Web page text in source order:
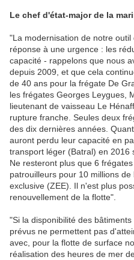
Le chef d'état-major de la
"La modernisation de notre
réponse à une urgence : les
capacité - rappelons que nous
depuis 2009, et que cela
de 40 ans pour la frégate De
les frégates Georges Leygues,
lieutenant de vaisseau Le
rupture franche. Seules deux
des dix dernières années.
auront perdu leur capacité en
transport léger (Batral) en 2016
Ne resteront plus que 6
patrouilleurs pour 10 millions
exclusive (ZEE). Il n'est plus
renouvellement de la flotte".
"Si la disponibilité des
prévus ne permettent pas
avec, pour la flotte de surface
réalisation des heures de mer